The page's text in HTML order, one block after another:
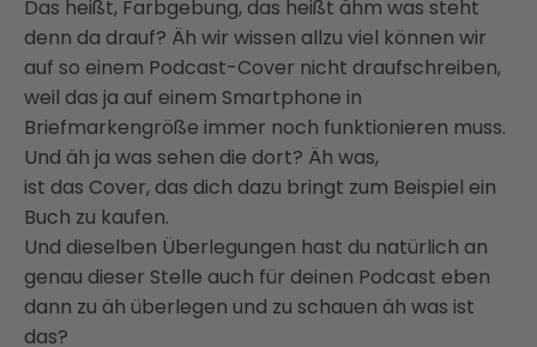
Das heißt, Farbgebung, das heißt ähm was steht
denn da drauf? Äh wir wissen allzu viel können wir
auf so einem Podcast-Cover nicht draufschreiben,
weil das ja auf einem Smartphone in
Briefmarkengröße immer noch funktionieren muss.
Und äh ja was sehen die dort? Äh was,
ist das Cover, das dich dazu bringt zum Beispiel ein
Buch zu kaufen.
Und dieselben Überlegungen hast du natürlich an
genau dieser Stelle auch für deinen Podcast eben
dann zu äh überlegen und zu schauen äh was ist
das?